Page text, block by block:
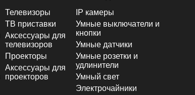
Телевизоры
ТВ приставки
Аксессуары для
телевизоров
Проекторы
Аксессуары для
проекторов
IP камеры
Умные выключатели и
кнопки
Умные датчики
Умные розетки и
удлинители
Умный свет
Электрочайники